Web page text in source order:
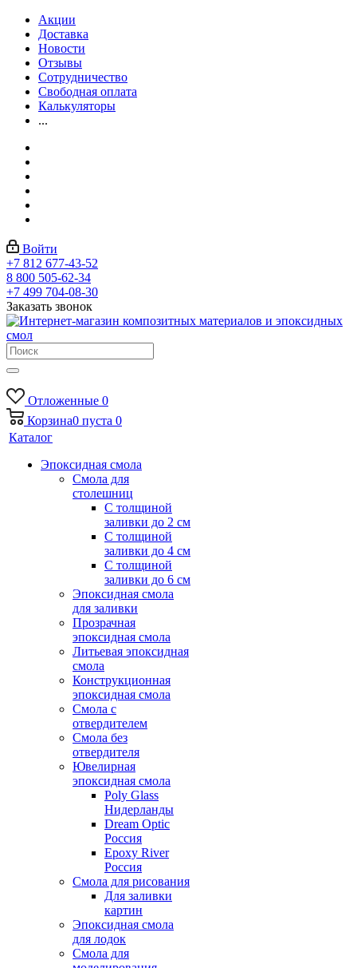
Акции
Доставка
Новости
Отзывы
Сотрудничество
Свободная оплата
Калькуляторы
...
Войти
+7 812 677-43-52
8 800 505-62-34
+7 499 704-08-30
Заказать звонок
Отложенные 0
Корзина0 пуста 0
Каталог
Эпоксидная смола
Смола для
столешниц
С толщиной
заливки до 2 см
С толщиной
заливки до 4 см
С толщиной
заливки до 6 см
Эпоксидная смола
для заливки
Прозрачная
эпоксидная смола
Литьевая эпоксидная
смола
Конструкционная
эпоксидная смола
Смола с
отвердителем
Смола без
отвердителя
Ювелирная
эпоксидная смола
Poly Glass
Нидерланды
Dream Optic
Россия
Epoxy River
Россия
Смола для рисования
Для заливки
картин
Эпоксидная смола
для лодок
Смола для